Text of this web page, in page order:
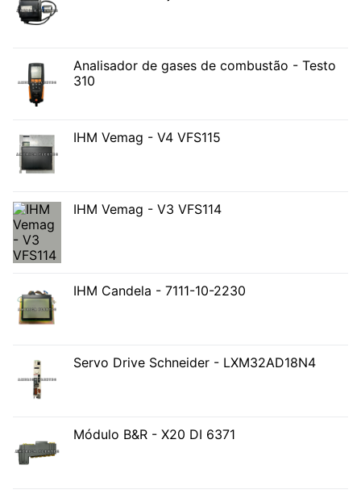
Analisador de gases de combustão - Testo
310
IHM Vemag - V4 VFS115
IHM Vemag - V3 VFS114
IHM Candela - 7111-10-2230
Servo Drive Schneider - LXM32AD18N4
Módulo B&R - X20 DI 6371